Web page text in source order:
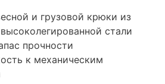
и грузовой крюки из
стали
прочности
к механическим